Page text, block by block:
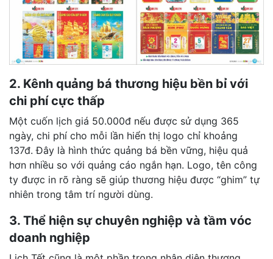
2. Kênh quảng bá thương hiệu bền bỉ với
chi phí cực thấp
Một cuốn lịch giá 50.000đ nếu được sử dụng 365
ngày, chi phí cho mỗi lần hiển thị logo chỉ khoảng
137đ. Đây là hình thức quảng bá bền vững, hiệu quả
hơn nhiều so với quảng cáo ngắn hạn. Logo, tên công
ty được in rõ ràng sẽ giúp thương hiệu được “ghim” tự
nhiên trong tâm trí người dùng.
3. Thể hiện sự chuyên nghiệp và tầm vóc
doanh nghiệp